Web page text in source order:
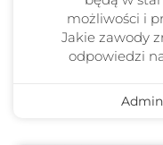
możliwości i
Jakie zawody
odpowiedzi